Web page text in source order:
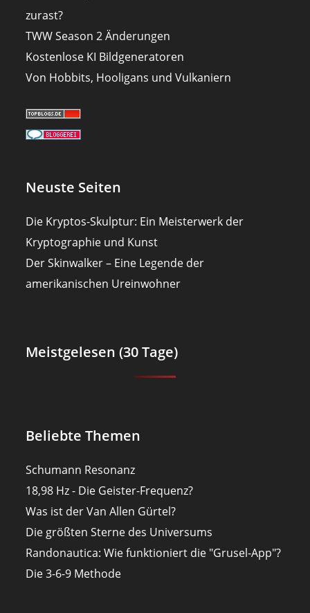
zurast?
TWW Season 2 Änderungen
Kostenlose KI Bildgeneratoren
Von Hobbits, Hooligans und Vulkaniern
Neuste Seiten
Die Kryptos-Skulptur: Ein Meisterwerk der
Kryptographie und Kunst
Der Skinwalker – Eine Legende der
amerikanischen Ureinwohner
Meistgelesen (30 Tage)
Beliebte Themen
Schumann Resonanz
18,98 Hz - Die Geister-Frequenz?
Was ist der Van Allen Gürtel?
Die größten Sterne des Universums
Randonautica: Wie funktioniert die "Grusel-App"?
Die 3-6-9 Methode